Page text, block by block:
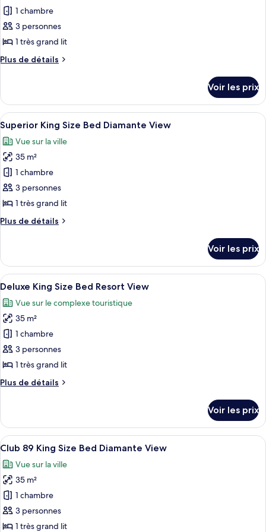
Beds
Resort
View
pour
ce
type
chambre :
King
Size
Resort
View
1 chambre
3 personnes
1 très grand lit
Plus de détails
Plus
le
type
de
chambre
Junior
Suite
King
Size
Resort
View
Voir les prix
Afficher
toutes
les
photos
pour
ce
type
chambre :
Size
Bed
Diamante
View
Une chambre d’hôtel équipée d’un
7
Superior King Size Bed Diamante View
Vue sur la ville
35 m²
1 chambre
3 personnes
1 très grand lit
Plus de détails
Plus
le
type
de
Superior
King
Size
Bed
Diamante
View
Voir les prix
Afficher
toutes
les
photos
pour
ce
type
chambre :
Size
Bed
Resort
View
Une chambre d’hôtel avec un grand
9
Deluxe King Size Bed Resort View
Vue sur le complexe touristique
35 m²
1 chambre
3 personnes
1 très grand lit
Plus de détails
Plus
le
type
de
Deluxe
King
Size
Bed
Resort
View
Voir les prix
Afficher
toutes
les
photos
pour
ce
type
Une chambre d’hôtel moderne
9
Club 89 King Size Bed Diamante View
Vue sur la ville
35 m²
1 chambre
3 personnes
1 très grand lit